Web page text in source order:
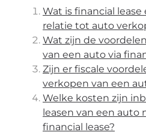
Wat is financial
relatie tot auto
Wat zijn de
van een auto via
Zijn er fiscale
verkopen van een
Welke kosten zijn
leasen van een auto
financial lease?